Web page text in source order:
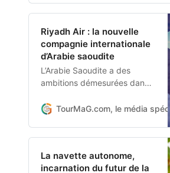
Riyadh Air : la nouvelle
compagnie internationale
d’Arabie saoudite
L’Arabie Saoudite a des
ambitions démesurées dans
objectifs, le Royaume vient
doit rayonner de l’Asie, à
l’Europe, en passant par
TourMaG.com, le média
La navette autonome,
incarnation du futur de la